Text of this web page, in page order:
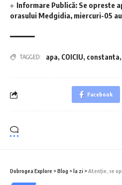
Informare Publică: Se opreste
orasului Medgidia, miercuri-05
TAGGED: apa, COICIU, constanta,
Facebook
Dobrogea Explore >Blog > la zi >Atenție, se oprește